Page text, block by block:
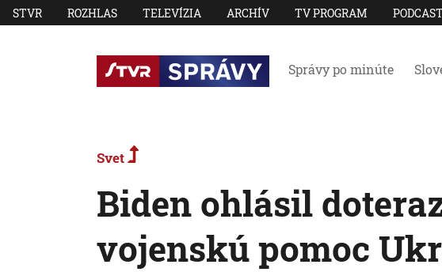
STVR ROZHLAS TELEVÍZIA ARCHÍV TV PROGRAM
Správy po minúte
Svet
Biden ohlásil
vojenskú pomoc